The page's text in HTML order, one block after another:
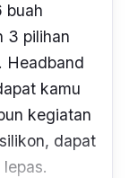
buah
3 pilihan
Headband
kamu
kegiatan
dapat